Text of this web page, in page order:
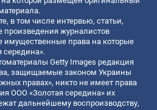
в том числе интервью, статьи,
журналистов
имущественные права на которые
Getty Images редакция
защищаемые законом Украины
правах», никто не имеет права
ООО «Золотая середина» их
дальнейшему воспроизводству,